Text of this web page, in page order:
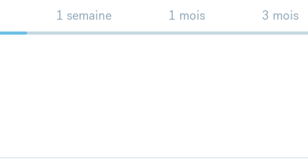
1 semaine 1 mois 3 mois